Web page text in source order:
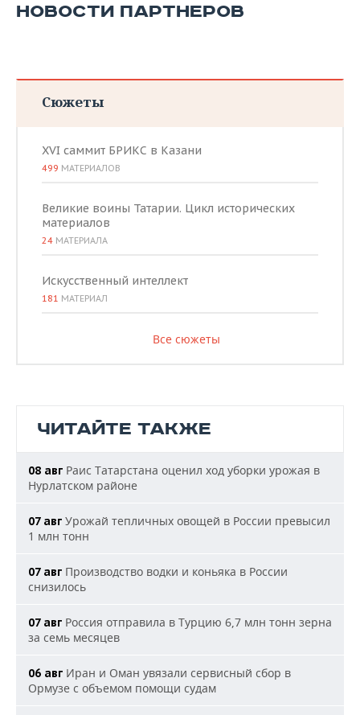
НОВОСТИ ПАРТНЕРОВ
Сюжеты
XVI саммит БРИКС в Казани
499 МАТЕРИАЛОВ
Великие воины Татарии. Цикл исторических
материалов
24 МАТЕРИАЛА
Искусственный интеллект
181 МАТЕРИАЛ
Все сюжеты
ЧИТАЙТЕ ТАКЖЕ
08 авг Раис Татарстана оценил ход уборки урожая в
Нурлатском районе
07 авг Урожай тепличных овощей в России превысил
1 млн тонн
07 авг Производство водки и коньяка в России
снизилось
07 авг Россия отправила в Турцию 6,7 млн тонн зерна
за семь месяцев
06 авг Иран и Оман увязали сервисный сбор в
Ормузе с объемом помощи судам